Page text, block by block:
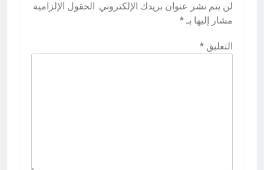
لن يتم نشر عنوان بريدك الإلكتروني. الحقول الإلزامية
مشار إليها بـ *
التعليق *